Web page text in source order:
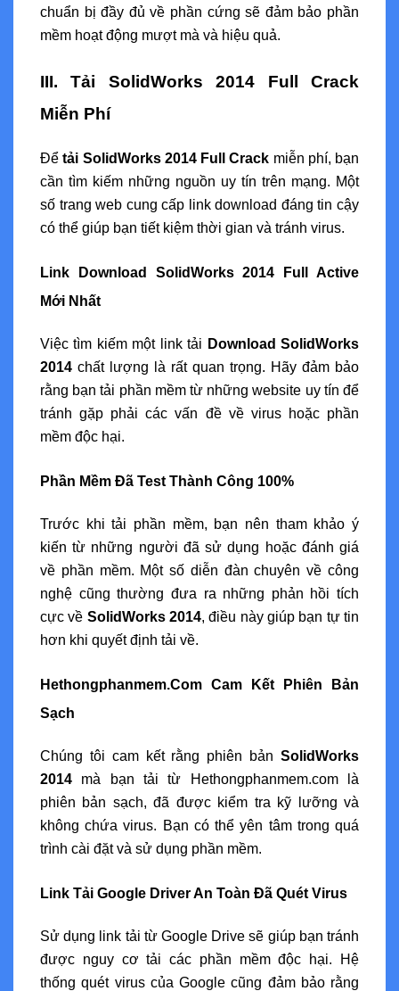
chuẩn bị đầy đủ về phần cứng sẽ đảm bảo phần
mềm hoạt động mượt mà và hiệu quả.
III. Tải SolidWorks 2014 Full Crack
Miễn Phí
Đểtải SolidWorks 2014 Full Crack miễn phí, bạn
cần tìm kiếm những nguồn uy tín trên mạng. Một
số trang web cung cấp link download đáng tin cậy
có thể giúp bạn tiết kiệm thời gian và tránh virus.
Link Download SolidWorks 2014 Full Active
Mới Nhất
Việc tìm kiếm một link tải Download SolidWorks
2014 chất lượng là rất quan trọng. Hãy đảm bảo
rằng bạn tải phần mềm từ những website uy tín để
tránh gặp phải các vấn đề về virus hoặc phần
mềm độc hại.
Phần Mềm Đã Test Thành Công 100%
Trước khi tải phần mềm, bạn nên tham khảo ý
kiến từ những người đã sử dụng hoặc đánh giá
về phần mềm. Một số diễn đàn chuyên về công
nghệ cũng thường đưa ra những phản hồi tích
cực về SolidWorks 2014, điều này giúp bạn tự tin
hơn khi quyết định tải về.
Hethongphanmem.Com Cam Kết Phiên Bản
Sạch
Chúng tôi cam kết rằng phiên bản SolidWorks
2014 mà bạn tải từ Hethongphanmem.com là
phiên bản sạch, đã được kiểm tra kỹ lưỡng và
không chứa virus. Bạn có thể yên tâm trong quá
trình cài đặt và sử dụng phần mềm.
Link Tải Google Driver An Toàn Đã Quét Virus
Sử dụng link tải từ Google Drive sẽ giúp bạn tránh
được nguy cơ tải các phần mềm độc hại. Hệ
thống quét virus của Google cũng đảm bảo rằng